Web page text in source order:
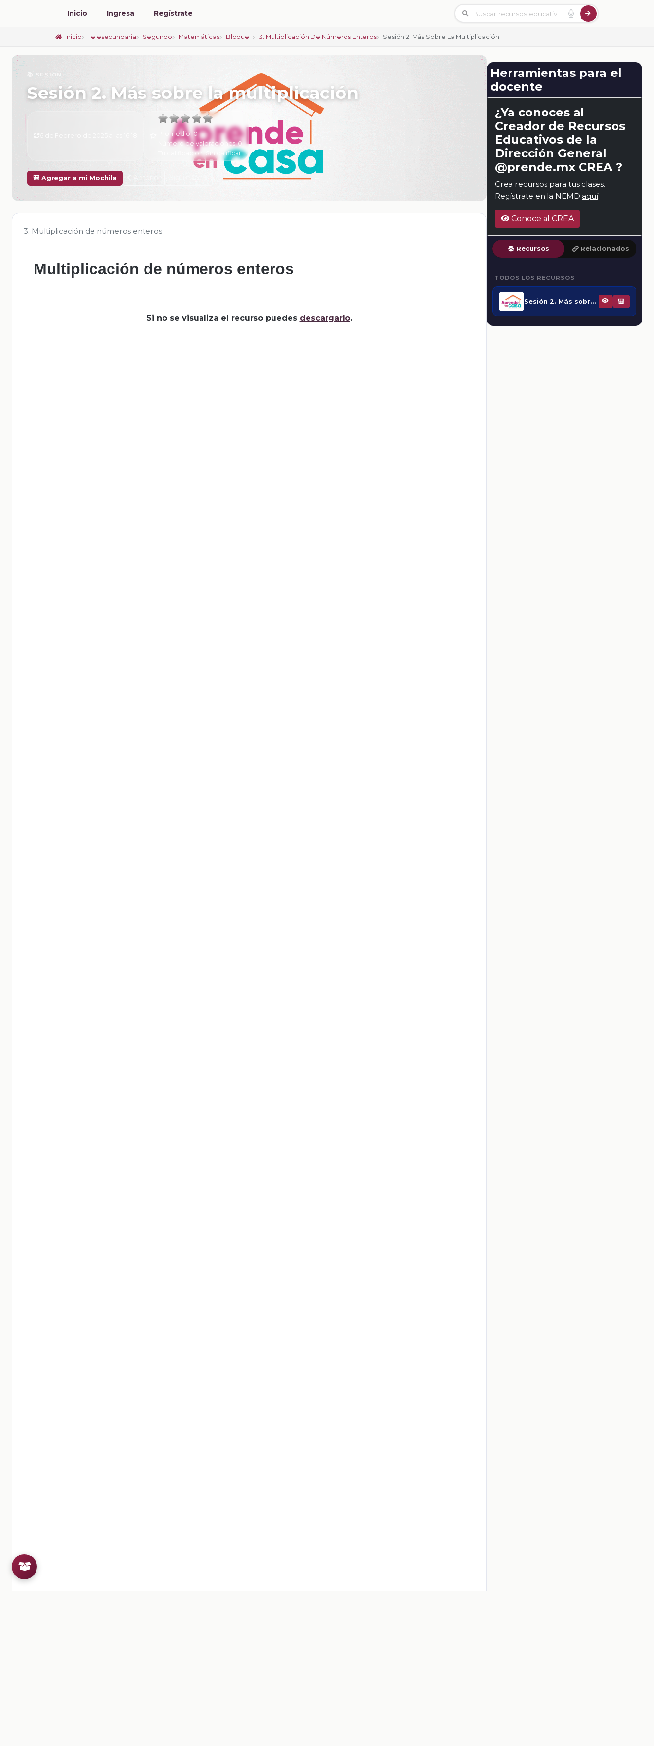
Inicio Ingresa Regístrate
Inicio Telesecundaria Segundo Matemáticas Bloque 1 3. Multiplicación De Números Enteros Sesión 2. Más Sobre La Multiplicación
📚 SESIÓN
Sesión 2. Más sobre la multiplicación
Promedio: 0
Número de valoraciones:0
Tu calificación:Sin calificar
🎒 Agregar a mi Mochila
3. Multiplicación de números enteros
Multiplicación de números enteros
Si no se visualiza el recurso puedes descargarlo.
Herramientas para el
docente
¿Ya conoces al
Creador de Recursos
Educativos de la
Dirección General
@prende.mx CREA ?
Crea recursos para tus clases.
Regístrate en la NEMD aquí.
Conoce al CREA
Recursos Relacionados
TODOS LOS RECURSOS
Sesión 2. Más sobre la multiplicación 🎒